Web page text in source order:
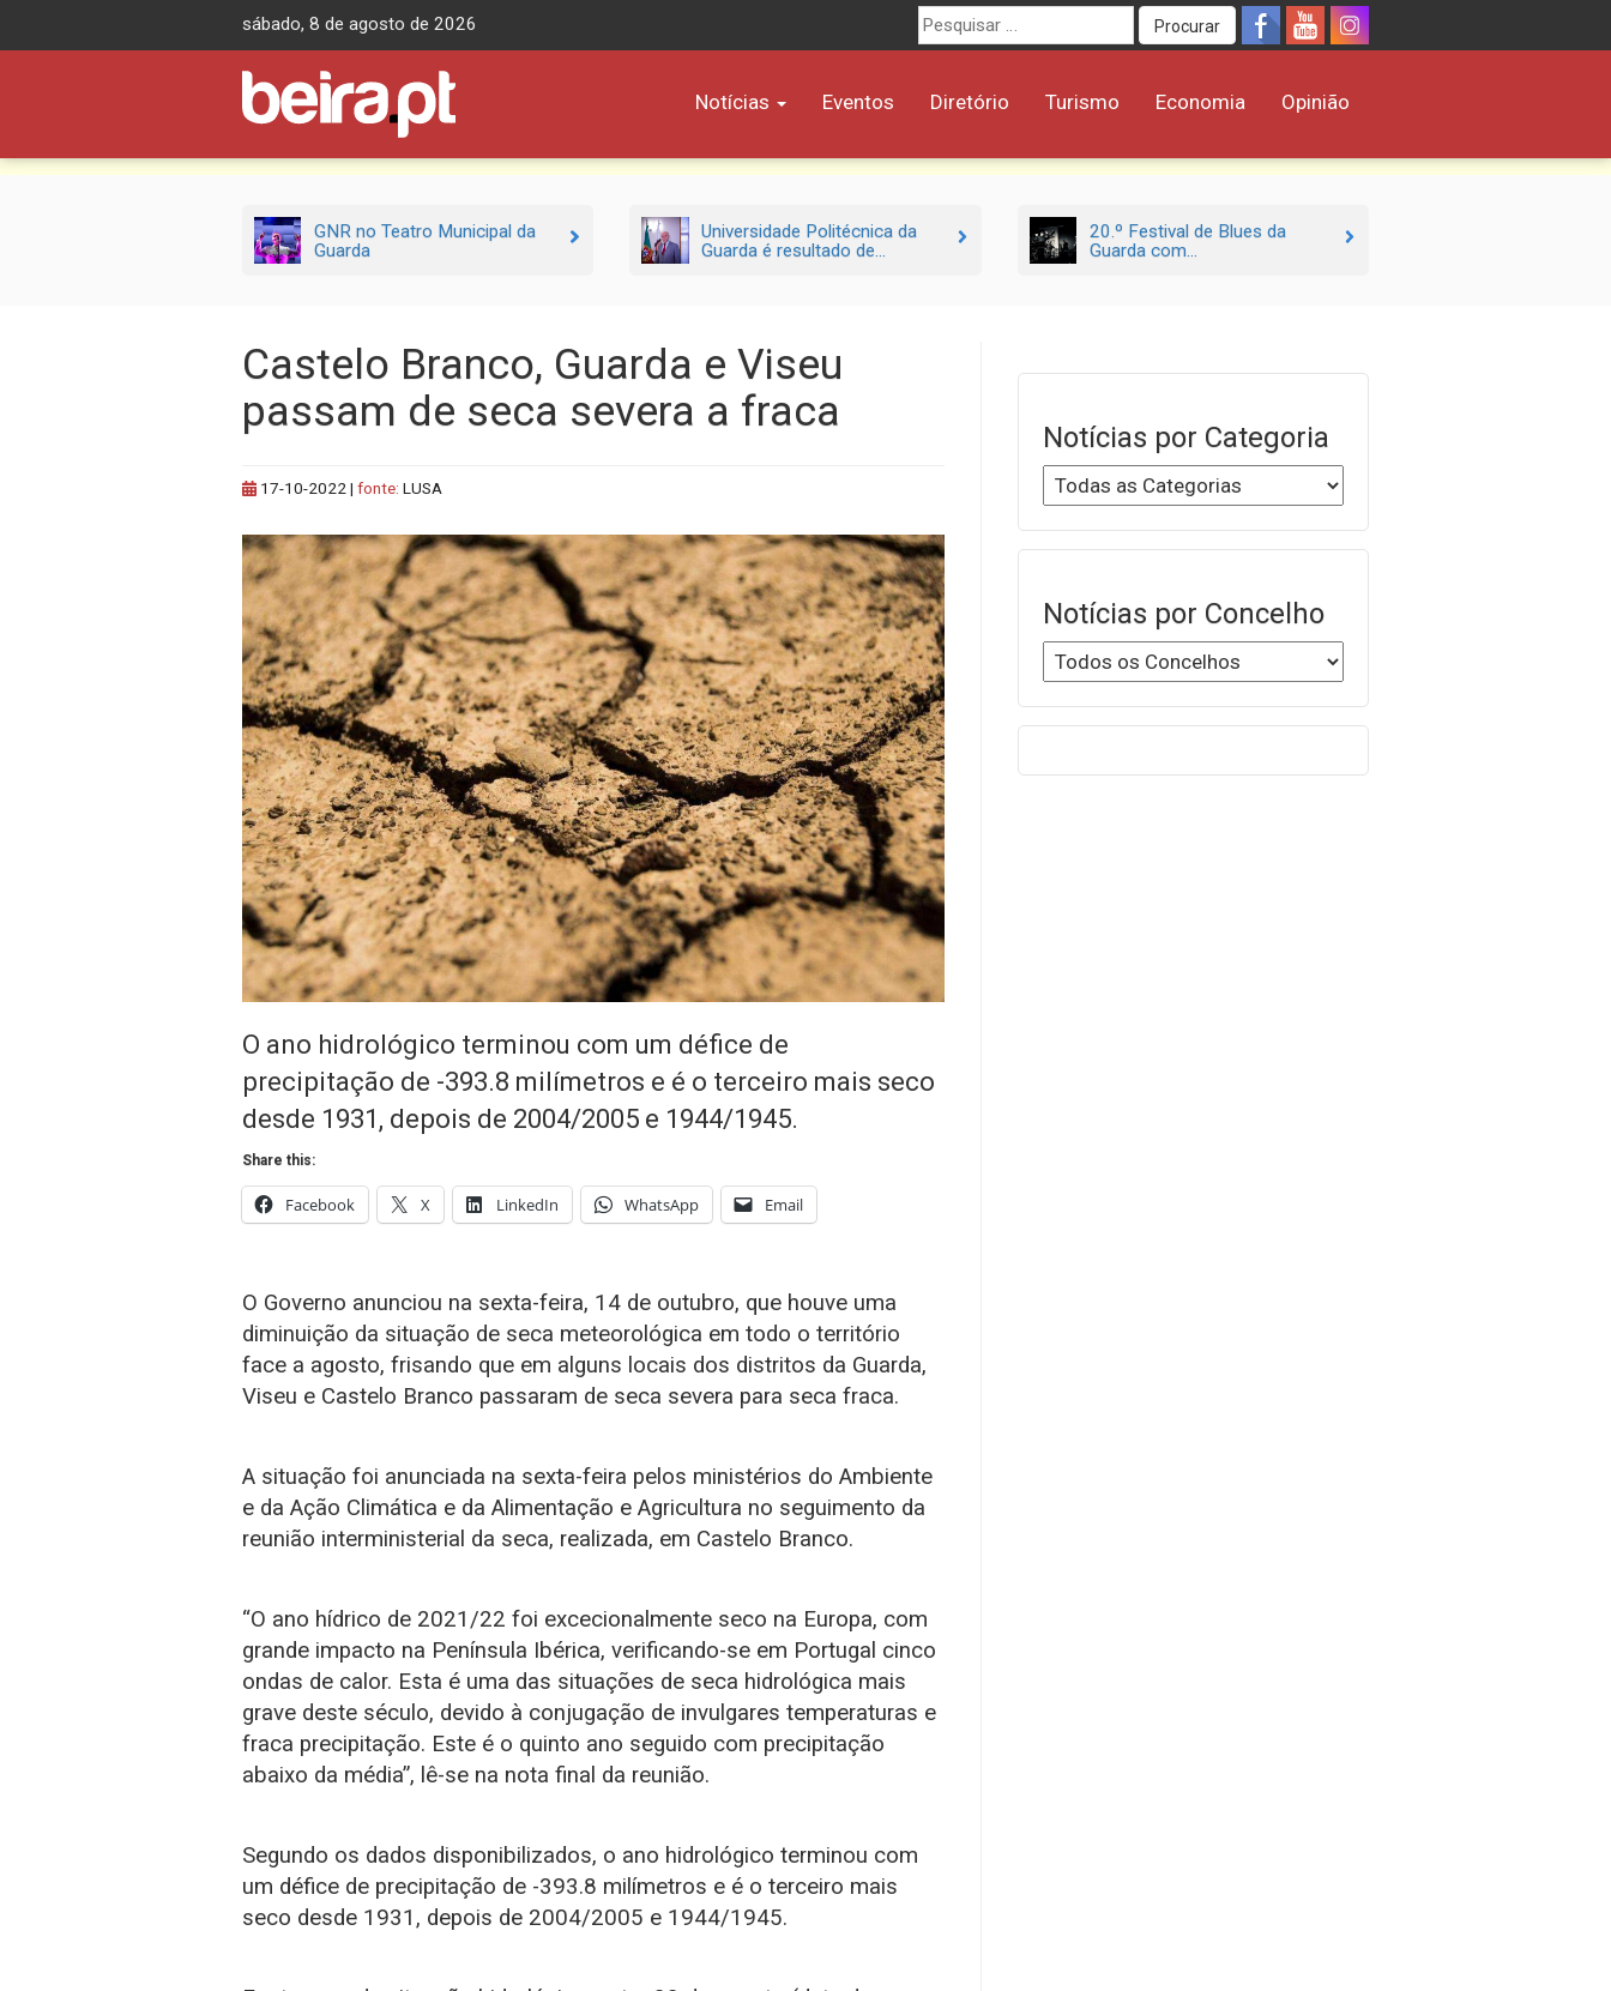
sábado, 8 de agosto de 2026
Procurar
por:
Procurar
Notícias Eventos Diretório Turismo Economia Opinião
GNR no Teatro Municipal da
Guarda
Universidade Politécnica da
Guarda é resultado de...
20.º Festival de Blues da
Guarda com...
Castelo Branco, Guarda e Viseu
passam de seca severa a fraca
17-10-2022| fonte: LUSA
O ano hidrológico terminou com um défice de
precipitação de -393.8 milímetros e é o terceiro mais seco
desde 1931, depois de 2004/2005 e 1944/1945.
Share this:
Facebook X LinkedIn WhatsApp Email
O Governo anunciou na sexta-feira, 14 de outubro, que houve uma
diminuição da situação de seca meteorológica em todo o território
face a agosto, frisando que em alguns locais dos distritos da Guarda,
Viseu e Castelo Branco passaram de seca severa para seca fraca.
A situação foi anunciada na sexta-feira pelos ministérios do Ambiente
e da Ação Climática e da Alimentação e Agricultura no seguimento da
reunião interministerial da seca, realizada, em Castelo Branco.
“O ano hídrico de 2021/22 foi excecionalmente seco na Europa, com
grande impacto na Península Ibérica, verificando-se em Portugal cinco
ondas de calor. Esta é uma das situações de seca hidrológica mais
grave deste século, devido à conjugação de invulgares temperaturas e
fraca precipitação. Este é o quinto ano seguido com precipitação
abaixo da média”, lê-se na nota final da reunião.
Segundo os dados disponibilizados, o ano hidrológico terminou com
um défice de precipitação de -393.8 milímetros e é o terceiro mais
seco desde 1931, depois de 2004/2005 e 1944/1945.
Notícias por Categoria
Notícias por Concelho